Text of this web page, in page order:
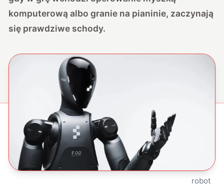
komputerową albo granie na pianinie, zaczynają
się prawdziwe schody.
robot